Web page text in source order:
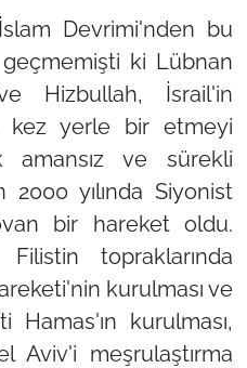
Devrimi'nden bu
ki Lübnan
Hizbullah, İsrail'in
kez yerle bir etmeyi
amansız ve sürekli
2000 yılında Siyonist
bir hareket oldu.
topraklarında
kurulması ve
Hamas'ın kurulması,
Aviv'i meşrulaştırma